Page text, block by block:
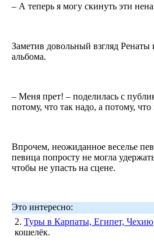
– А теперь я могу скинуть эти
Заметив довольный взгляд Ренаты
альбома.
– Меня прет! – поделилась с
потому, что так надо, а потому,
Впрочем, неожиданное веселье
певица попросту не могла
чтобы не упасть на сцене.
Это интересно:
2. Туры в Карпаты, Египет, Чехию
кошелёк.